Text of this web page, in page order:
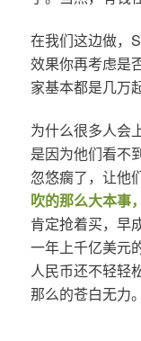
在我们这边做，
效果你再考虑是
家基本都是几万
为什么很多人会
是因为他们看不
忽悠瘸了，让他
吹的那么大本事
肯定抢着买，早
一年上千亿美元
人民币还不轻轻
那么的苍白无力。